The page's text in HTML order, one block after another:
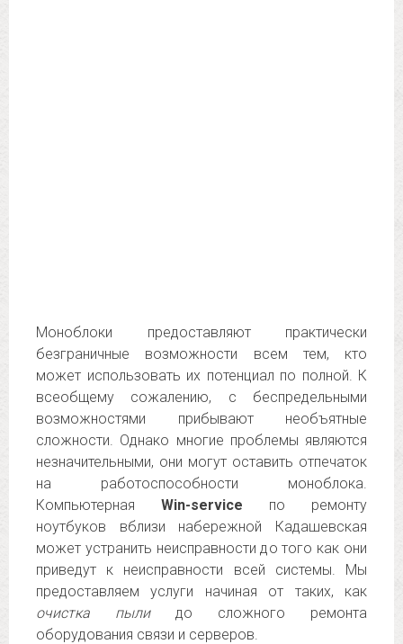
Моноблоки предоставляют практически
безграничные возможности всем тем, кто
может использовать их потенциал по полной. К
всеобщему сожалению, с беспредельными
возможностями прибывают необъятные
сложности. Однако многие проблемы являются
незначительными, они могут оставить отпечаток
на работоспособности моноблока.
Компьютерная Win-service по ремонту
ноутбуков вблизи набережной Кадашевская
может устранить неисправности до того как они
приведут к неисправности всей системы. Мы
предоставляем услуги начиная от таких, как
очистка пылидо сложного ремонта
оборудования связи и серверов.